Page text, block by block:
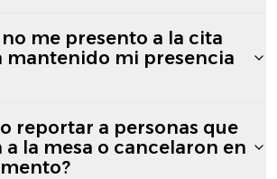
no me presento a la cita
mantenido mi presencia
reportar a personas que
a la mesa o cancelaron en